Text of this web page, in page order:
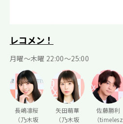
レコメン！
月曜〜木曜 22:00〜25:00
長嶋凛桜
（乃木坂
矢田萌華
（乃木坂
佐藤勝利
（timelesz